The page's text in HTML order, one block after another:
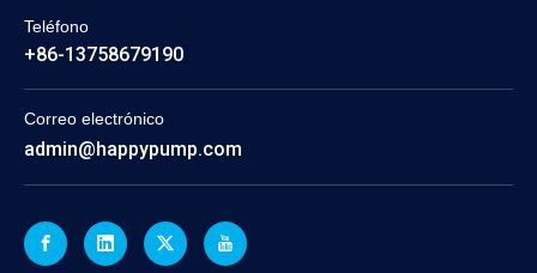
Teléfono
+86-13758679190
Correo electrónico
admin@happypump.com